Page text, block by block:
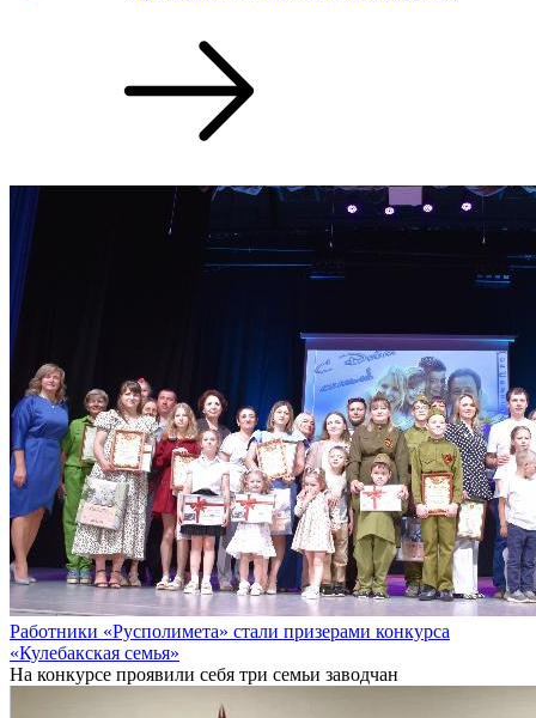
Работники «Русполимета» стали призерами конкурса
«Кулебакская семья»
На конкурсе проявили себя три семьи заводчан